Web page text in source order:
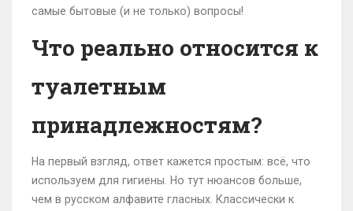
самые бытовые (и не только) вопросы!
Что реально относится к
туалетным
принадлежностям?
На первый взгляд, ответ кажется простым: всё, что
используем для гигиены. Но тут нюансов больше,
чем в русском алфавите гласных. Классически к